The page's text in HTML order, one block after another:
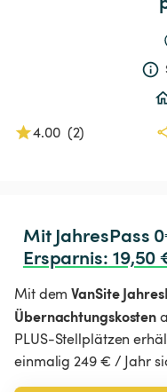
4.00 (2)
Ersparnis: 19,50
Mit demVanSite
Übernachtungskosten
PLUS-Stellplätzen
einmalig 249 € / Jahr